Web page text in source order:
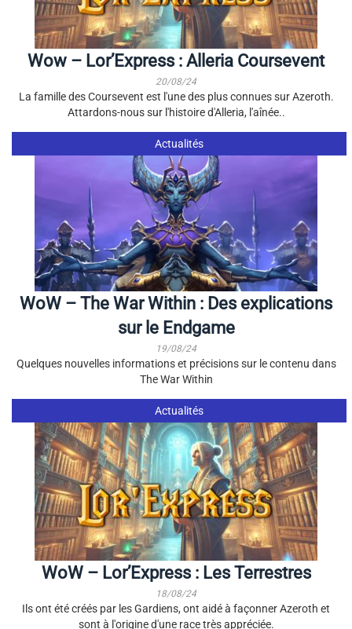
Wow – Lor’Express : Alleria Coursevent
20/08/24
La famille des Coursevent est l'une des plus connues sur Azeroth.
Attardons-nous sur l'histoire d'Alleria, l'aînée..
Actualités
WoW – The War Within : Des explications
sur le Endgame
19/08/24
Quelques nouvelles informations et précisions sur le contenu dans
The War Within
Actualités
WoW – Lor’Express : Les Terrestres
18/08/24
Ils ont été créés par les Gardiens, ont aidé à façonner Azeroth et
sont à l'origine d'une race très appréciée.